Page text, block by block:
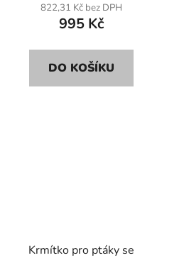
822,31 Kč bez DPH
995 Kč
DO KOŠÍKU
Krmítko pro ptáky se